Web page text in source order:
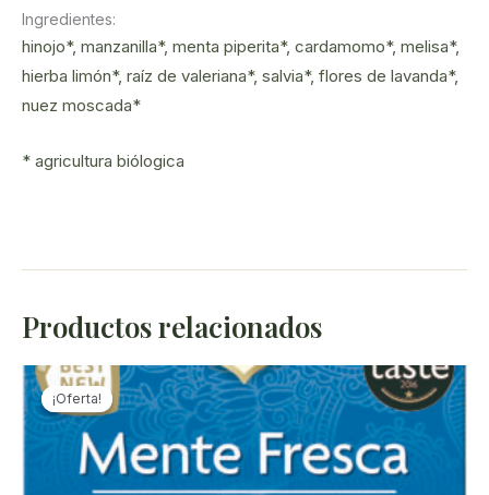
Ingredientes:
hinojo*, manzanilla*, menta piperita*, cardamomo*, melisa*,
hierba limón*, raíz de valeriana*, salvia*, flores de lavanda*,
nuez moscada*
* agricultura biólogica
Productos relacionados
¡Oferta!
¡Oferta!